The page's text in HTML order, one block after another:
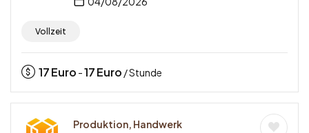
Vollzeit
17Euro -17Euro / Stunde
Produktion, Handwerk